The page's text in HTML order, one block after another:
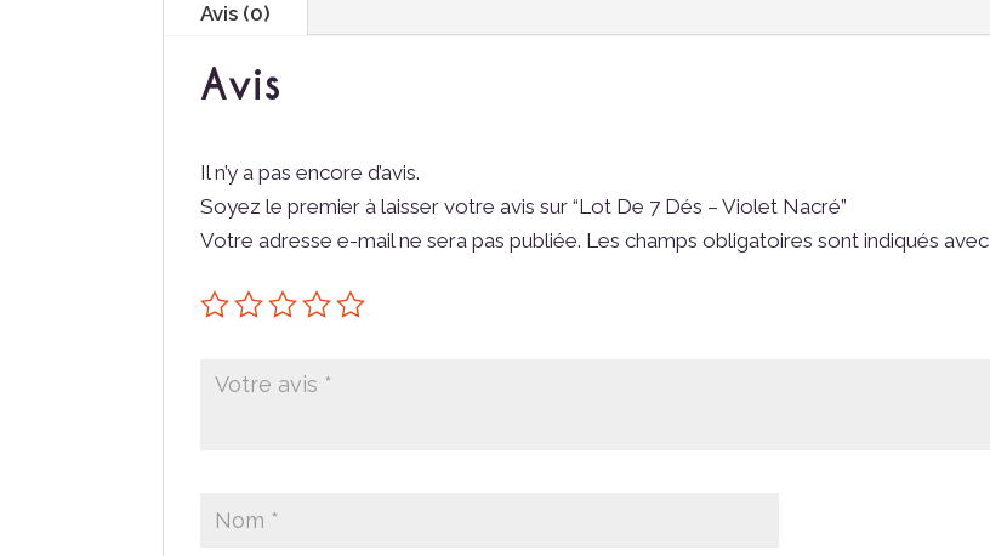
Avis (0)
Avis
Il n’y a pas encore d’avis.
Soyez le premier à laisser votre avis sur “Lot De 7 Dés – Violet Nacré”
Votre adresse e-mail ne sera pas publiée. Les champs obligatoires sont indiqués avec